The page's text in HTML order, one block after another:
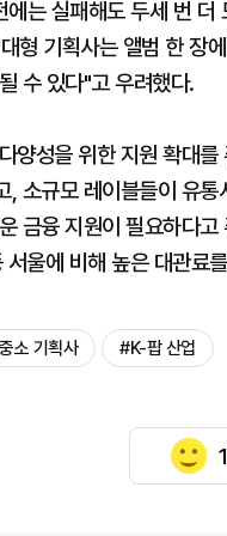
는 실패해도 두세 번
형 기획사는 앨범 한 장
수 있다"고 우려했다.
양성을 위한 지원 확대
, 소규모 레이블들이 유
금융 지원이 필요하다
울에 비해 높은 대관료
소 기획사 #K-팝 산업
1